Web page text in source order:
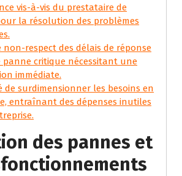
vis-à-vis du prestataire de
la résolution des problèmes
non-respect des délais de réponse
panne critique nécessitant une
immédiate.
de surdimensionner les besoins en
entraînant des dépenses inutiles
des pannes et